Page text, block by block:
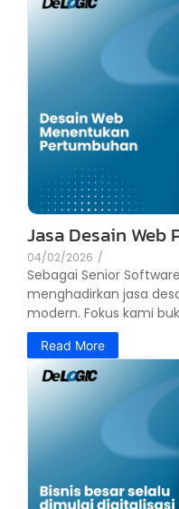
Jasa Desain Web
04/02/2026 /
Sebagai Senior
menghadirkan jasa
modern. Fokus kami
Read More